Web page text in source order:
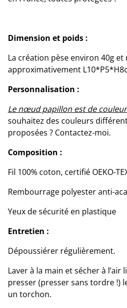
Dimension et poids :
La création pèse environ 40g et
approximativement
Personnalisation :
Le nœud papillon est de
souhaitez des couleurs
proposées ? Contactez-moi.
Composition :
Fil 100% coton, certifié OEKO-
Rembourrage polyester anti-
Yeux de sécurité en plastique
Entretien :
Dépoussiérer régulièrement.
Laver à la main et sécher à l’air
presser (presser sans tordre !)
un torchon.